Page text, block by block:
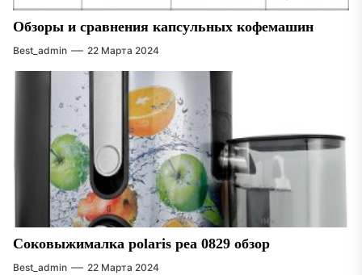
Обзоры и сравнения капсульных кофемашин
Best_admin 22 Марта 2024
Соковыжималка polaris pea 0829 обзор
Best_admin 22 Марта 2024